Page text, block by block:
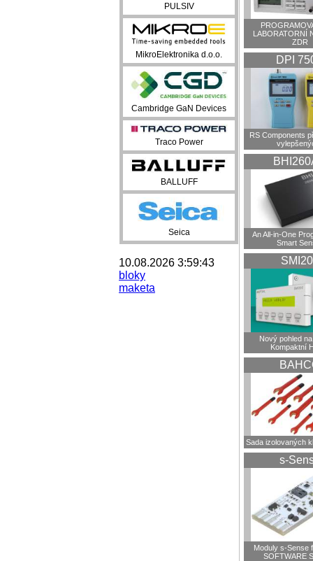
PULSIV
MikroElektronika d.o.o.
Cambridge GaN Devices
Traco Power
BALLUFF
Seica
10.08.2026 3:59:43
bloky
maketa
LABORATORNÍ
ZDR
DPI
RS Components
An All-in-One
Smart
Nový pohled
Kompaktní
Sada izolovaných
s-
Moduly s-Sense
SOFTWARE